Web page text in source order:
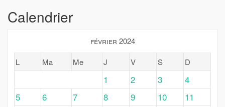
Calendrier
février 2024
L
Ma Me J V S D
1 2 3
4
5
6 7 8 9 10
11